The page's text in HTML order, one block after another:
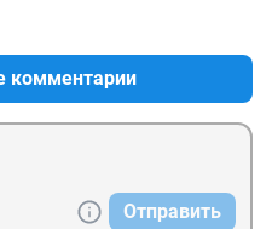
комментарии
Отправить